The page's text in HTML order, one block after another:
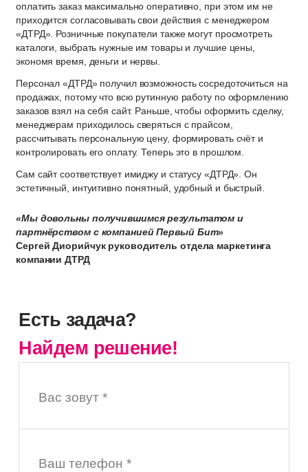
оплатить заказ максимально оперативно, при этом им не
приходится согласовывать свои действия с менеджером
«ДТРД». Розничные покупатели также могут просмотреть
каталоги, выбрать нужные им товары и лучшие цены,
экономя время, деньги и нервы.
Персонал «ДТРД» получил возможность сосредоточиться на
продажах, потому что всю рутинную работу по оформлению
заказов взял на себя сайт. Раньше, чтобы оформить сделку,
менеджерам приходилось сверяться с прайсом,
рассчитывать персональную цену, формировать счёт и
контролировать его оплату. Теперь это в прошлом.
Сам сайт соответствует имиджу и статусу «ДТРД». Он
эстетичный, интуитивно понятный, удобный и быстрый.
«Мы довольны получившимся результатом и
партнёрством с компанией Первый Бит»
Сергей Диорийчук руководитель отдела маркетинга
компании ДТРД
Есть задача?
Найдем решение!
Вас зовут *
Ваш телефон *